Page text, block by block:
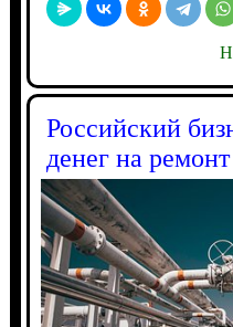
Российский
денег на